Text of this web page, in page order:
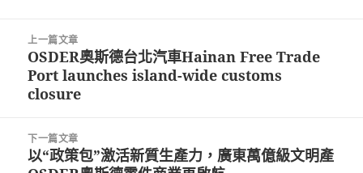
上一篇文章
上
一
篇
章:
OSDER奧斯德台北汽車Hainan Free Trade
Port launches island-wide customs
closure
下一篇文章
下
以“政策包”激活新質生產力，廣東萬億級文明產